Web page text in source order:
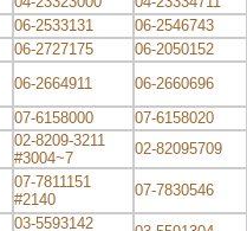
06-2533131 06-2546743
06-2727175 06-2050152
06-2664911 06-2660696
07-6158000 07-6158020
02-8209-3211
#3004~7
02-82095709
07-7811151
#2140
07-7830546
03-5593142